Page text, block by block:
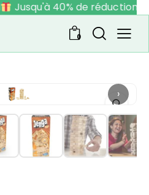
Jusqu'à 40% de réduction
0
›